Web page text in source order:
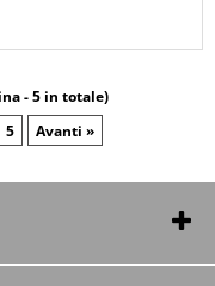
- 5 in totale)
5 Avanti »